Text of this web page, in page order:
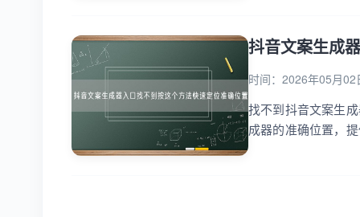
抖音文案生成
时间：2026年05月02
找不到抖音文案生
成器的准确位置，